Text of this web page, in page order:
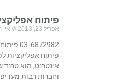
פיתוח
אפריל 23, 2013 אין
03-
פיתוח אפליקציות
אינטרנט, הוא טרנד
וחברות רבות